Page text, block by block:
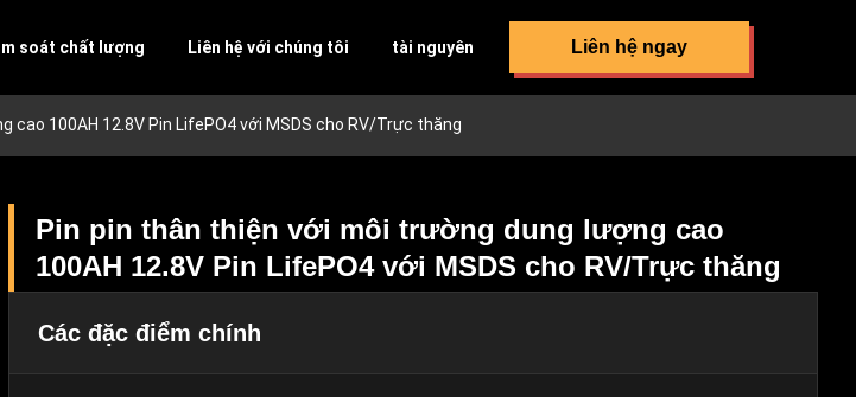
soát chất lượng Liên hệ với chúng tôi tài nguyên Liên hệ ngay
100AH 12.8V Pin LifePO4 với MSDS cho RV/Trực thăng
Pin pin thân thiện với môi trường dung lượng cao
100AH 12.8V Pin LifePO4 với MSDS cho RV/Trực thăng
Các đặc điểm chính